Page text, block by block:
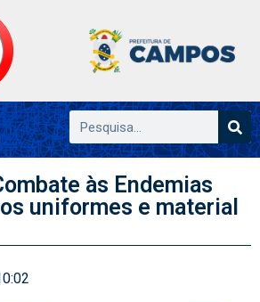
às Endemias
uniformes e material